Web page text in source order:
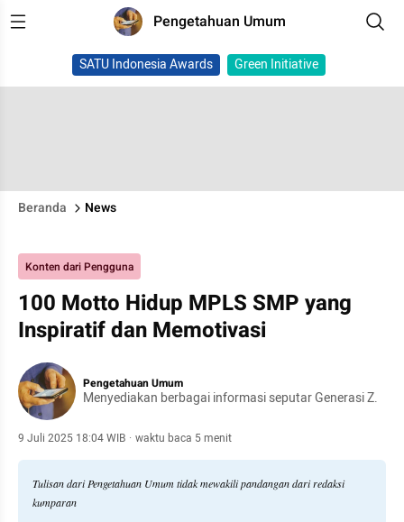
Pengetahuan Umum
SATU Indonesia Awards Green Initiative
Beranda News
Konten dari Pengguna
100 Motto Hidup MPLS SMP yang
Inspiratif dan Memotivasi
Pengetahuan Umum
Menyediakan berbagai informasi seputar Generasi Z.
9 Juli 2025 18:04 WIB · waktu baca 5 menit
Tulisan dari Pengetahuan Umum tidak mewakili pandangan dari redaksi
kumparan